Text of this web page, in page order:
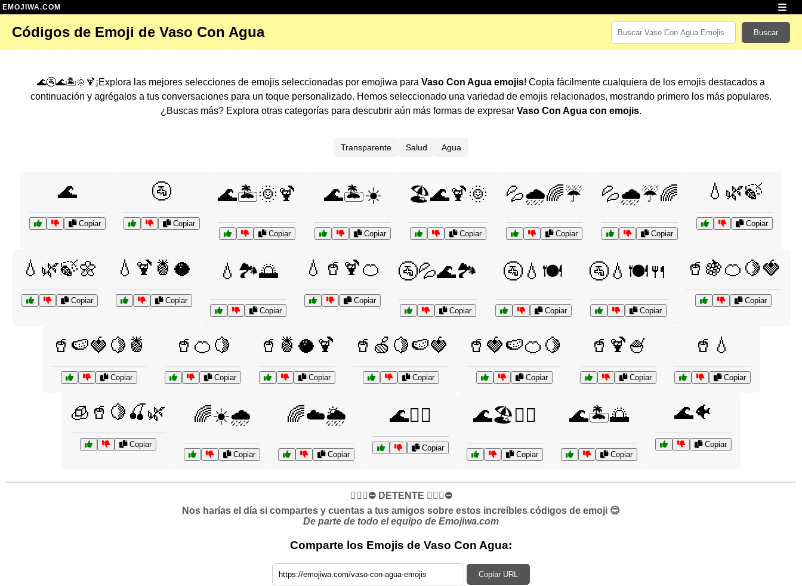
EMOJIWA.COM
Códigos de Emoji de Vaso Con Agua Buscar
🌊🚰🌊🏝️🌞🍹¡Explora las mejores selecciones de emojis seleccionadas por emojiwa para Vaso Con Agua emojis! Copia fácilmente cualquiera de los emojis destacados a
continuación y agrégalos a tus conversaciones para un toque personalizado. Hemos seleccionado una variedad de emojis relacionados, mostrando primero los más populares.
¿Buscas más? Explora otras categorías para descubrir aún más formas de expresar Vaso Con Agua con emojis.
Transparente Salud Agua
🌊
Copiar
🚰
Copiar
🌊🏝️🌞🍹
Copiar
🌊🏝️☀️
Copiar
🏖️🌊🍹🌞
Copiar
💦🌧️🌈☔
Copiar
💦🌧️☔🌈
Copiar
💧🌿🍃
Copiar
💧🌿🍃🌼
Copiar
💧🍹🍍🥥
Copiar
💧🏞️🌅
Copiar
💧🥤🍹🍊
Copiar
🚰💦🌊🏞️
Copiar
🚰💧🍽️
Copiar
🚰💧🍽️🍴
Copiar
🥤🍇🍊🍋🍓
Copiar
🥤🍉🍓🍋🍍
Copiar
🥤🍊🍋
Copiar
🥤🍍🥥🍹
Copiar
🥤🍏🍋🍉🍓
Copiar
🥤🍓🍉🍊🍋
Copiar
🥤🍹🍧
Copiar
🥤💧
Copiar
🧊🥤🍋🍒🌿
Copiar
🌈☀️🌧️
Copiar
🌈☁️🌦️
Copiar
🌊🏄‍♂️
Copiar
🌊🏖️🏄‍♀️
Copiar
🌊🏝️🌅
Copiar
🌊🐠
Copiar
✋🏻🛑⛔️ DETENTE ✋🏻🛑⛔️
Nos harías el día si compartes y cuentas a tus amigos sobre estos increíbles códigos de emoji 😊
De parte de todo el equipo de Emojiwa.com
Comparte los Emojis de Vaso Con Agua:
Copiar URL